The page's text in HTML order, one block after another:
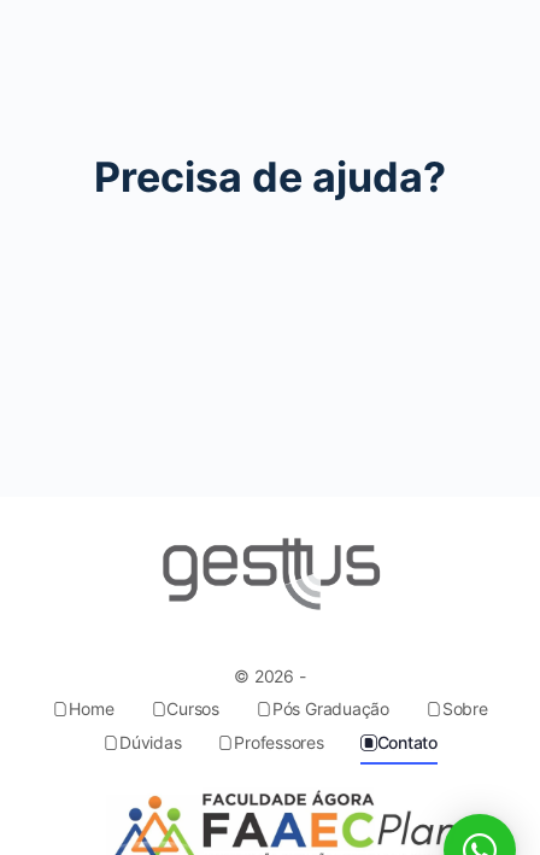
Precisa de ajuda?
© 2026 -
Home
Cursos Pós Graduação
Sobre
Dúvidas
Professores Contato